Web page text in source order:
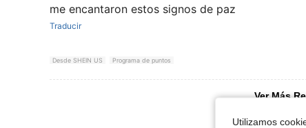
me encantaron estos signos de paz
Traducir
Desde SHEIN US Programa de puntos
Ver Más
Utilizamos